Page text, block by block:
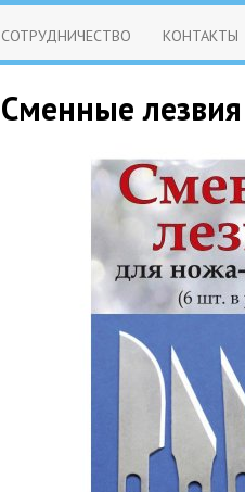
СОТРУДНИЧЕСТВО КОНТАКТЫ
Сменные